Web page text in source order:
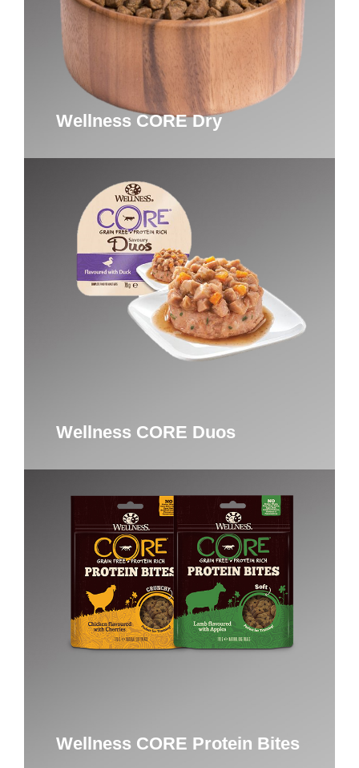
Wellness CORE Dry
Wellness CORE Duos
Wellness CORE Protein Bites